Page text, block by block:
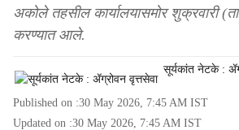
अकोले तहसील कार्यालयासमोर शुक्रवारी
करण्यात आले.
सूर्यकांत नेटके :
Published on :30 May 2026, 7:45 AM IST
Updated on :30 May 2026, 7:45 AM IST